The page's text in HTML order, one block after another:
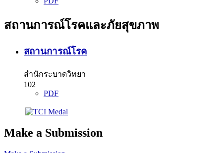
สถานการณ์โรคและภัยสุขภาพ
สถานการณ์โรค
สำนักระบาดวิทยา
102
PDF
Make a Submission